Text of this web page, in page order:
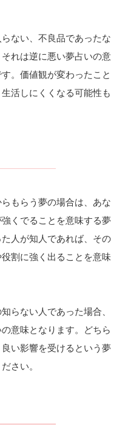
ない、不良品であったな
れは逆に悪い夢占いの意
。価値観が変わったこと
活しにくくなる可能性も
もらう夢の場合は、あな
くでることを意味する夢
人が知人であれば、その
割に強く出ることを意味
らない人であった場合、
意味となります。どちら
い影響を受けるという夢
さい。